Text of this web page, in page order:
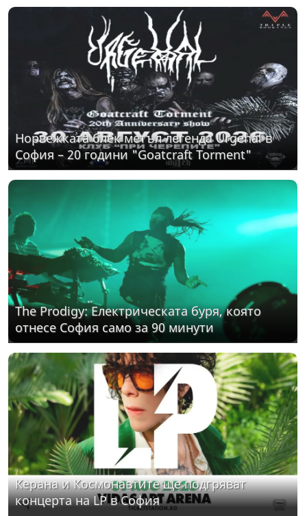
Норвежката блек метъл легенда Urgehal в
София – 20 години "Goatcraft Torment"
The Prodigy: Електрическата буря, която
отнесе София само за 90 минути
Керана и Космонавтите ще подгряват
концерта на LP в София